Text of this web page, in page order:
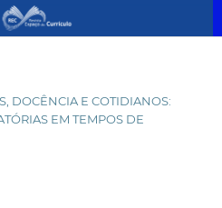
DOCÊNCIA E COTIDIANOS:
EM TEMPOS DE